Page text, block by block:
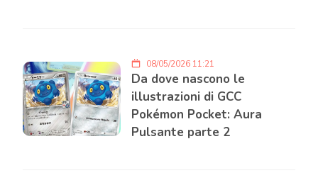
08/05/2026 11:21
Da dove nascono le
illustrazioni di GCC
Pokémon Pocket: Aura
Pulsante parte 2